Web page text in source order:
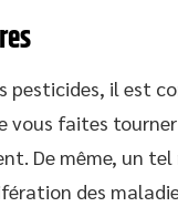
pesticides, il est
vous faites
De même, un
des